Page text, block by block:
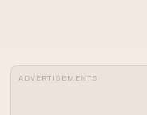
ADVERTISEMENTS